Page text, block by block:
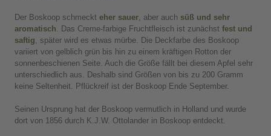
Der Boskoop schmeckt eher sauer, aber auch süß und sehr
aromatisch. Das Creme-farbige Fruchtfleisch ist zunächst fest und
saftig, später wird es etwas mürbe. Die Deckfarbe des Boskoop
variiert von gelblich grün bis hin zu einem kräftigen Rotton der
sonnenbeschienen Seite. Auch die Größe fällt bei diesem Apfel sehr
unterschiedlich aus. Deshalb sind Größen von bis zu 200 Gramm
keine Seltenheit. Pflückreif ist der Boskoop Ende September.
Seinen Ursprung hat der Boskoop vermutlich in Holland und wurde
dort von 1856 durch K.J.W. Ottolander in Boskoop entdeckt.